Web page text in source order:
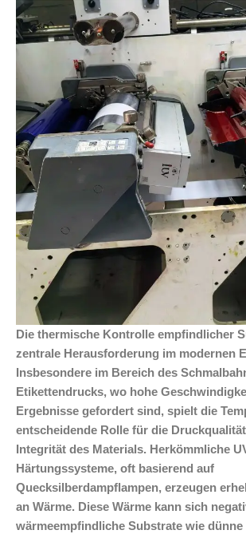
Die thermische Kontrolle empfindlicher
zentrale Herausforderung im modernen
Insbesondere im Bereich des
Etikettendrucks, wo hohe
Ergebnisse gefordert sind, spielt die
entscheidende Rolle für die
Integrität des Materials. Herkömmliche
Härtungssysteme, oft basierend auf
Quecksilberdampflampen, erzeugen
an Wärme. Diese Wärme kann sich
wärmeempfindliche Substrate wie dünne